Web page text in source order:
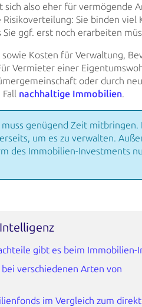
sich also eher für vermögende
Sie binden viel
Sie ggf. erst noch erarbeiten
sowie Kosten für Verwaltung,
Vermieter einer
oder durch
nachhaltige Immobilien.
genügend Zeit mitbringen.
um es zu verwalten.
des Immobilien-Investments
gibt es beim Immobilien-
verschiedenen Arten von
im Vergleich zum